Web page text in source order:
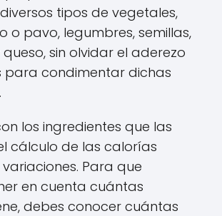
tipos de vegetales,
o pavo, legumbres, semillas,
sin olvidar el aderezo
para condimentar dichas
los ingredientes que las
cálculo de las calorías
Para que
en cuenta cuántas
debes conocer cuántas